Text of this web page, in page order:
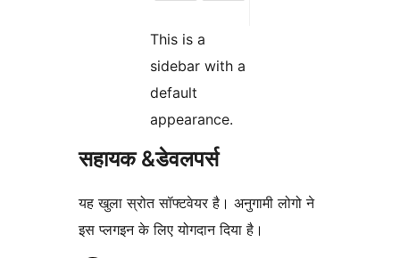
This is a
sidebar with a
default
appearance.
सहायक &डेवलपर्स
यह खुला स्रोत सॉफ्टवेयर है। अनुगामी लोगो ने
इस प्लगइन के लिए योगदान दिया है।